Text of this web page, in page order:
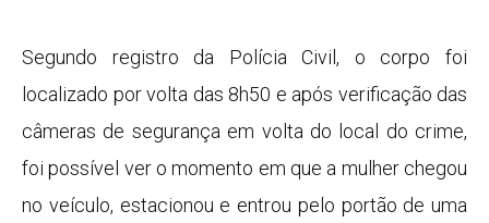
Segundo registro da Polícia Civil, o corpo foi
localizado por volta das 8h50 e após verificação das
câmeras de segurança em volta do local do crime,
foi possível ver o momento em que a mulher chegou
no veículo, estacionou e entrou pelo portão de uma